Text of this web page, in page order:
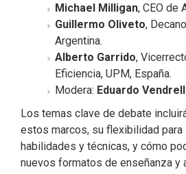
Michael Milligan, CEO de
Guillermo Oliveto,
Argentina.
Alberto Garrido,
Eficiencia, UPM, España.
Modera: Eduardo
Los temas clave de debate
estos marcos, su flexibilidad para
habilidades y técnicas, y cómo
nuevos formatos de enseñanza y